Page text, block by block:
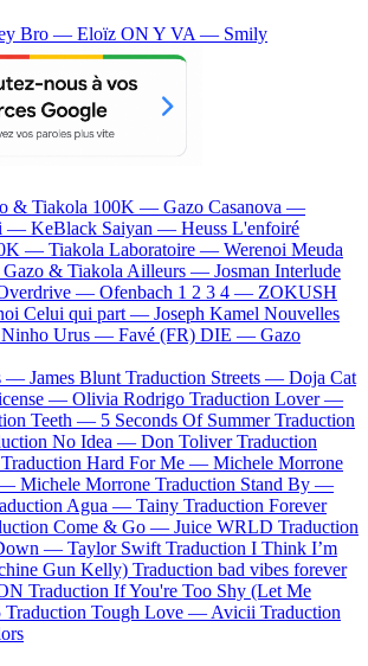
Bro — Eloïz ON Y VA — Smily
& Tiakola 100K — Gazo Casanova —
— KeBlack Saiyan — Heuss L'enfoiré
— Tiakola Laboratoire — Werenoi Meuda
Gazo & Tiakola Ailleurs — Josman Interlude
— Ofenbach 1 2 3 4 — ZOKUSH
Celui qui part — Joseph Kamel Nouvelles
Ninho Urus — Favé (FR) DIE — Gazo
— James Blunt Traduction Streets — Doja Cat
— Olivia Rodrigo Traduction Lover —
Teeth — 5 Seconds Of Summer Traduction
No Idea — Don Toliver Traduction
Traduction Hard For Me — Michele Morrone
— Michele Morrone Traduction Stand By —
Agua — Tainy Traduction Forever
Come & Go — Juice WRLD Traduction
— Taylor Swift Traduction I Think I’m
Gun Kelly) Traduction bad vibes forever
Traduction If You're Too Shy (Let Me
Traduction Tough Love — Avicii Traduction